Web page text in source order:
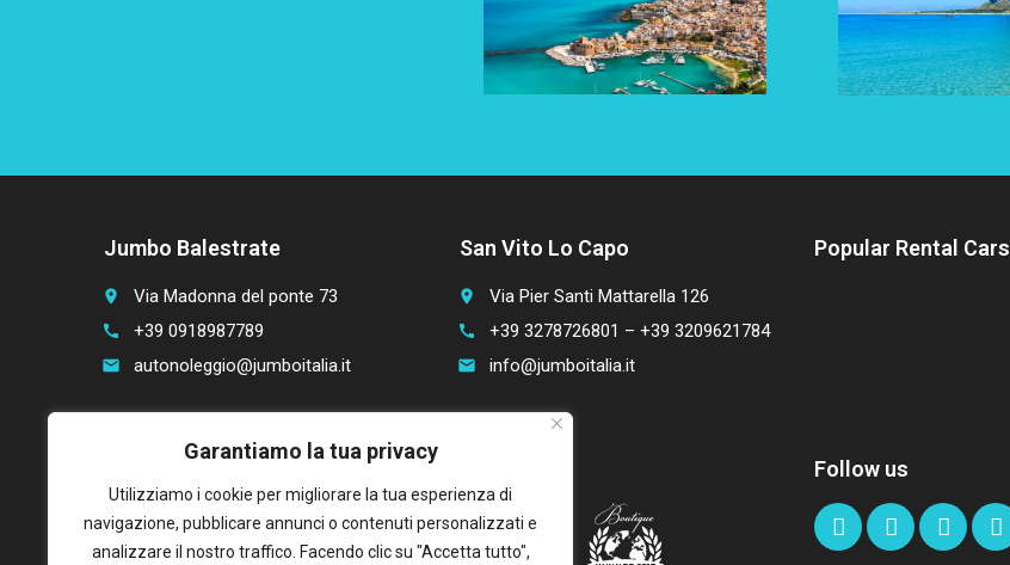
Garantiamo la tua privacy
Utilizziamo i cookie per migliorare la tua esperienza di
navigazione, pubblicare annunci o contenuti personalizzati e
analizzare il nostro traffico. Facendo clic su "Accetta tutto",
Jumbo Balestrate
place Via Madonna del ponte 73
call +39 0918987789
email autonoleggio@jumboitalia.it
San Vito Lo Capo
place Via Pier Santi Mattarella 126
call +39 3278726801 – +39 3209621784
email info@jumboitalia.it
Popular Rental Cars
Faq
My account
Follow us